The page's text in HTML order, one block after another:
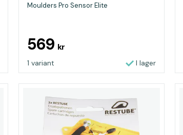
Moulders Pro Sensor Elite
569 kr
1 variant I lager